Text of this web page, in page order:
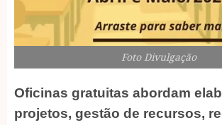
Foto Divulgação
Oficinas gratuitas abordam
projetos, gestão de recursos,